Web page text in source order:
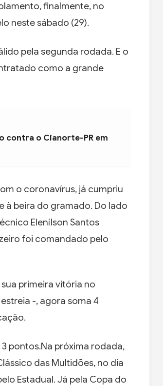
finalmente, no
neste sábado (29).
pela segunda rodada. E o
como a grande
contra o Cianorte-PR em
o coronavírus, já cumpriu
à beira do gramado. Do lado
Elenílson Santos
foi comandado pelo
primeira vitória no
-, agora soma 4
pontos.Na próxima rodada,
das Multidões, no dia
Estadual. Já pela Copa do